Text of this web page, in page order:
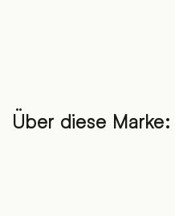
Über diese Marke: